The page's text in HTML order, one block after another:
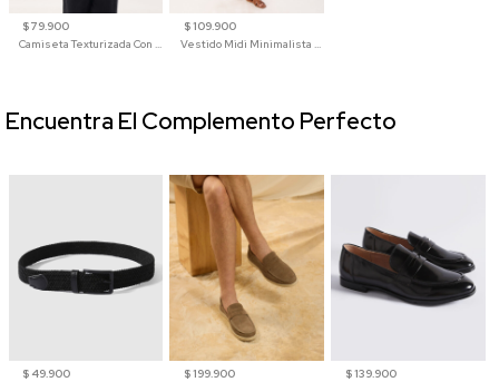
$ 79.900
Camiseta Texturizada Con Cuello En V Para Mujer
$ 109.900
Vestido Midi Minimalista De Silueta Amplia
$ 49.900
$ 199.900
$ 139.900
Encuentra El Complemento Perfecto